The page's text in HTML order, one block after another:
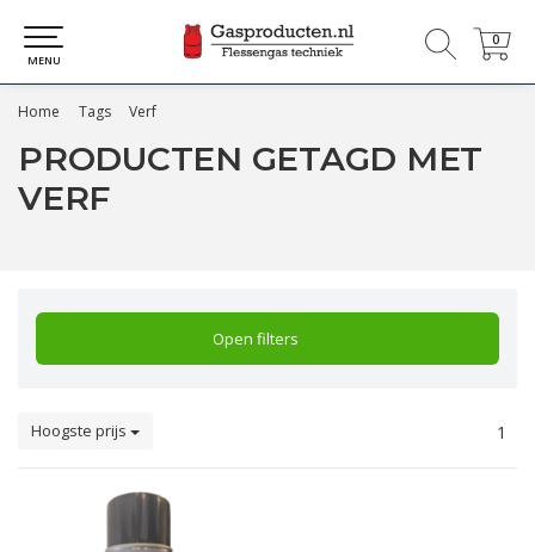
0
0
MENU
Home Tags Verf
PRODUCTEN GETAGD MET
VERF
Open filters
Hoogste prijs 1